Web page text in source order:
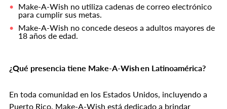
Make-A-Wish no utiliza cadenas de correo electrónico
para cumplir sus metas.
Make-A-Wish no concede deseos a adultos mayores de
18 años de edad.
¿Qué presencia tiene Make-A-Wish en Latinoamérica?
En toda comunidad en los Estados Unidos, incluyendo a
Puerto Rico, Make-A-Wish está dedicado a brindar